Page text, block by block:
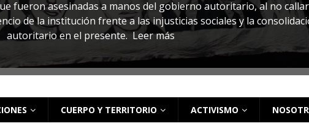
fueron asesinadas a manos del gobierno autoritario, al no
de la institución frente a las injusticias sociales y la
autoritario en el presente.Leer más
CUERPO Y TERRITORIO ACTIVISMO